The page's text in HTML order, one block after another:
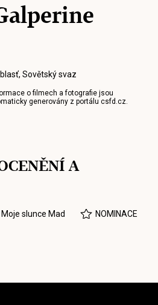
Sovětský svaz
o filmech a fotografie jsou
generovány z portálucsfd.cz.
A
Moje slunce Mad NOMINACE